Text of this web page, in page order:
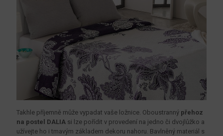
Takhle příjemně může vypadat vaše ložnice. Oboustranný přehoz
na postel DALIA si lze pořídit v provedení na jedno či dvojlůžko a
užívejte ho i tmavým základem dekoru nahoru. Bavlněný materiál s